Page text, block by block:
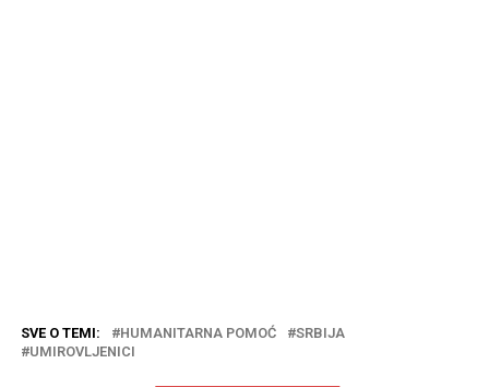
SVE O TEMI: HUMANITARNA POMOĆ
SRBIJA
UMIROVLJENICI